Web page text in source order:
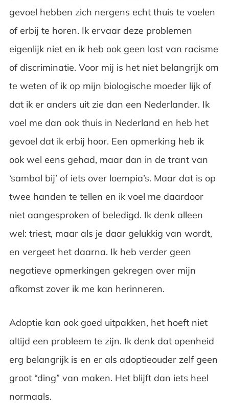
gevoel hebben zich nergens echt thuis te voelen
of erbij te horen. Ik ervaar deze problemen
eigenlijk niet en ik heb ook geen last van racisme
of discriminatie. Voor mij is het niet belangrijk om
te weten of ik op mijn biologische moeder lijk of
dat ik er anders uit zie dan een Nederlander. Ik
voel me dan ook thuis in Nederland en heb het
gevoel dat ik erbij hoor. Een opmerking heb ik
ook wel eens gehad, maar dan in de trant van
‘sambal bij’ of iets over loempia’s. Maar dat is op
twee handen te tellen en ik voel me daardoor
niet aangesproken of beledigd. Ik denk alleen
wel: triest, maar als je daar gelukkig van wordt,
en vergeet het daarna. Ik heb verder geen
negatieve opmerkingen gekregen over mijn
afkomst zover ik me kan herinneren.
Adoptie kan ook goed uitpakken, het hoeft niet
altijd een probleem te zijn. Ik denk dat openheid
erg belangrijk is en er als adoptieouder zelf geen
groot “ding” van maken. Het blijft dan iets heel
normaals.